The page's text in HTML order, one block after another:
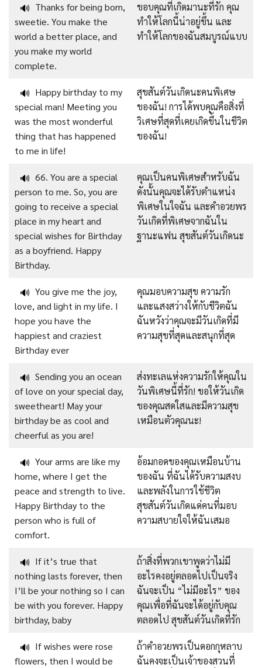
🔊 Thanks for being born,
sweetie. You make the
world a better place, and
you make my world
complete.
ขอบคุณที่เกิดมานะที่รัก คุณ
ทำให้โลกนี้น่าอยู่ขึ้น และ
ทำให้โลกของฉันสมบูรณ์แบบ
🔊 Happy birthday to my
special man! Meeting you
was the most wonderful
thing that has happened
to me in life!
สุขสันต์วันเกิดนะคนพิเศษ
ของฉัน! การได้พบคุณคือสิ่งที่
วิเศษที่สุดที่เคยเกิดขึ้นในชีวิต
ของฉัน!
🔊 66. You are a special
person to me. So, you are
going to receive a special
place in my heart and
special wishes for Birthday
as a boyfriend. Happy
Birthday.
คุณเป็นคนพิเศษสำหรับฉัน
ดังนั้นคุณจะได้รับตำแหน่ง
พิเศษในใจฉัน และคำอวยพร
วันเกิดที่พิเศษจากฉันใน
ฐานะแฟน สุขสันต์วันเกิดนะ
🔊 You give me the joy,
love, and light in my life. I
hope you have the
happiest and craziest
Birthday ever
คุณมอบความสุข ความรัก
และแสงสว่างให้กับชีวิตฉัน
ฉันหวังว่าคุณจะมีวันเกิดที่มี
ความสุขที่สุดและสนุกที่สุด
🔊 Sending you an ocean
of love on your special day,
sweetheart! May your
birthday be as cool and
cheerful as you are!
ส่งทะเลแห่งความรักให้คุณใน
วันพิเศษนี้ที่รัก! ขอให้วันเกิด
ของคุณสดใสและมีความสุข
เหมือนตัวคุณนะ!
🔊 Your arms are like my
home, where I get the
peace and strength to live.
Happy Birthday to the
person who is full of
comfort.
อ้อมกอดของคุณเหมือนบ้าน
ของฉัน ที่ฉันได้รับความสงบ
และพลังในการใช้ชีวิต
สุขสันต์วันเกิดแด่คนที่มอบ
ความสบายใจให้ฉันเสมอ
🔊 If it’s true that
nothing lasts forever, then
I’ll be your nothing so I can
be with you forever. Happy
birthday, baby
ถ้าสิ่งที่พวกเขาพูดว่าไม่มี
อะไรคงอยู่ตลอดไปเป็นจริง
ฉันจะเป็น “ไม่มีอะไร” ของ
คุณเพื่อที่ฉันจะได้อยู่กับคุณ
ตลอดไป สุขสันต์วันเกิดที่รัก
🔊 If wishes were rose
flowers, then I would be
ถ้าคำอวยพรเป็นดอกกุหลาบ
ฉันคงจะเป็นเจ้าของสวนที่